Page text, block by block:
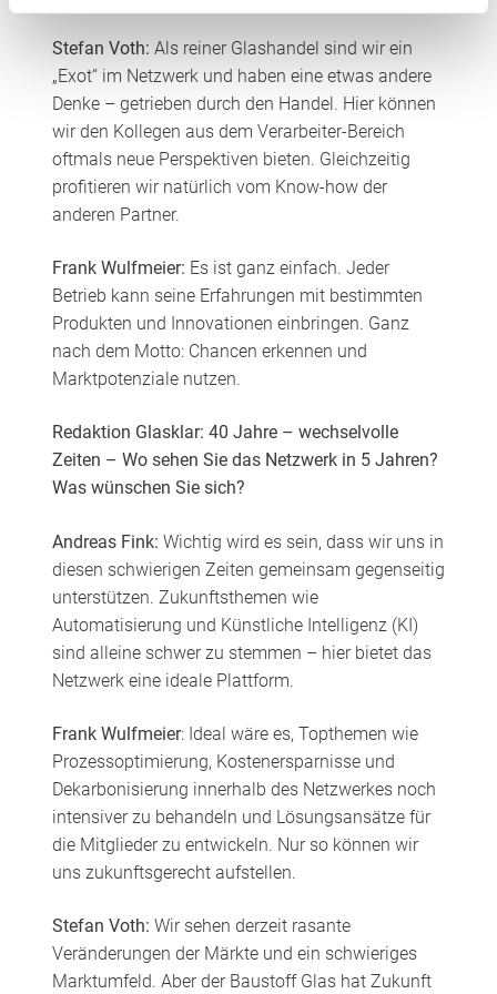
Stefan Voth: Als reiner Glashandel sind wir ein
„Exot“ im Netzwerk und haben eine etwas andere
Denke – getrieben durch den Handel. Hier können
wir den Kollegen aus dem Verarbeiter-Bereich
oftmals neue Perspektiven bieten. Gleichzeitig
profitieren wir natürlich vom Know-how der
anderen Partner.
Frank Wulfmeier: Es ist ganz einfach. Jeder
Betrieb kann seine Erfahrungen mit bestimmten
Produkten und Innovationen einbringen. Ganz
nach dem Motto: Chancen erkennen und
Marktpotenziale nutzen.
Redaktion Glasklar: 40 Jahre – wechselvolle
Zeiten – Wo sehen Sie das Netzwerk in 5 Jahren?
Was wünschen Sie sich?
Andreas Fink: Wichtig wird es sein, dass wir uns in
diesen schwierigen Zeiten gemeinsam gegenseitig
unterstützen. Zukunftsthemen wie
Automatisierung und Künstliche Intelligenz (KI)
sind alleine schwer zu stemmen – hier bietet das
Netzwerk eine ideale Plattform.
Frank Wulfmeier: Ideal wäre es, Topthemen wie
Prozessoptimierung, Kostenersparnisse und
Dekarbonisierung innerhalb des Netzwerkes noch
intensiver zu behandeln und Lösungsansätze für
die Mitglieder zu entwickeln. Nur so können wir
uns zukunftsgerecht aufstellen.
Stefan Voth: Wir sehen derzeit rasante
Veränderungen der Märkte und ein schwieriges
Marktumfeld. Aber der Baustoff Glas hat Zukunft